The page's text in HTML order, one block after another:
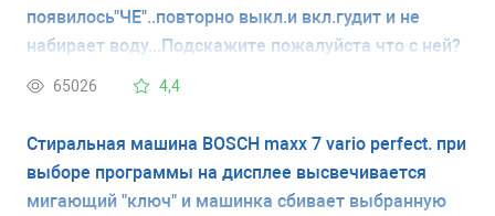
появилось"ЧЕ"..повторно выкл.и вкл.гудит и не
набирает воду...Подскажите пожалуйста что с ней?
65026 4,4
Стиральная машина BOSCH maxx 7 vario perfect. при
выборе программы на дисплее высвечивается
мигающий "ключ" и машинка сбивает выбранную